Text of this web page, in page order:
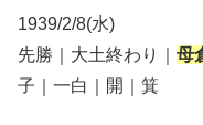
1939/2/8(水)
先勝｜大土終わり｜ 母
子｜一白｜開｜箕